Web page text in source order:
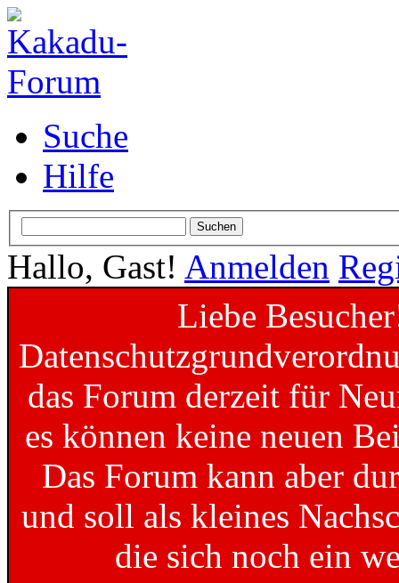
Suche
Hilfe
Hallo, Gast! Anmelden
Liebe
das Forum derzeit für
es können keine neuen
Das Forum kann aber
und soll als kleines
die sich noch ein